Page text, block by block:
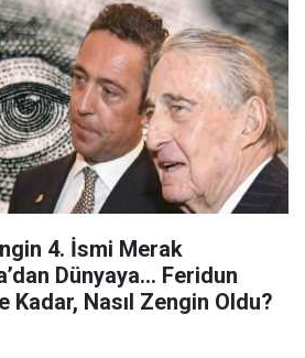
4. İsmi Merak
Dünyaya... Feridun
Kadar, Nasıl Zengin Oldu?